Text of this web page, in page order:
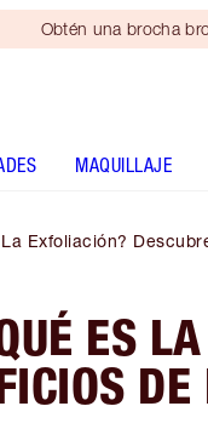
Obtén una brocha
MAQUILLAJE
Exfoliación?
ES